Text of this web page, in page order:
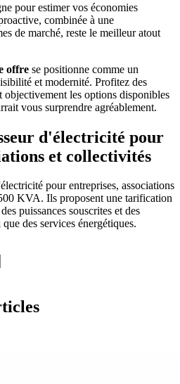
pour estimer vos économies
combinée à une
de marché, reste le meilleur atout
offre se positionne comme un
et modernité. Profitez des
objectivement les options disponibles
vous surprendre agréablement.
d'électricité pour
et collectivités
pour entreprises, associations
KVA. Ils proposent une tarification
puissances souscrites et des
des services énergétiques.